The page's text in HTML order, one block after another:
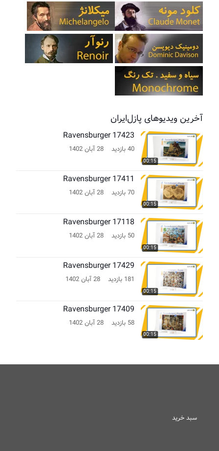
آخرین ویدیوهای پازل‌ایران
00:15
Ravensburger 17423
40 بازدید 28 آبان 1402
00:15
Ravensburger 17411
70 بازدید 28 آبان 1402
00:15
Ravensburger 17118
50 بازدید 28 آبان 1402
00:15
Ravensburger 17429
181 بازدید 28 آبان 1402
00:15
Ravensburger 17409
58 بازدید 28 آبان 1402
سبد خرید